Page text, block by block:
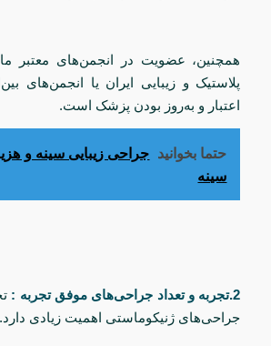
همچنین، عضویت در انجمن‌های معتبر
پلاستیک و زیبایی ایران یا انجمن‌های
اعتبار و به‌روز بودن پزشک است.
حتما بخوانید جراحی زیبایی سینه و
سینه
2.تجربه و تعداد جراحی‌های موفق تجربه :
جراحی‌های ژنیکوماستی اهمیت زیادی دارد.